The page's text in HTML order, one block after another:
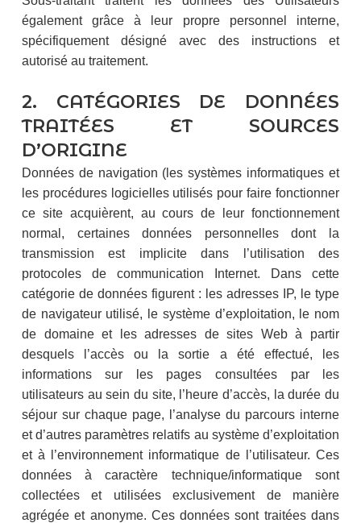
également grâce à leur propre personnel interne,
spécifiquement désigné avec des instructions et
autorisé au traitement.
2. CATÉGORIES DE DONNÉES
TRAITÉES ET SOURCES
D’ORIGINE
Données de navigation (les systèmes informatiques et
les procédures logicielles utilisés pour faire fonctionner
ce site acquièrent, au cours de leur fonctionnement
normal, certaines données personnelles dont la
transmission est implicite dans l’utilisation des
protocoles de communication Internet. Dans cette
catégorie de données figurent : les adresses IP, le type
de navigateur utilisé, le système d’exploitation, le nom
de domaine et les adresses de sites Web à partir
desquels l’accès ou la sortie a été effectué, les
informations sur les pages consultées par les
utilisateurs au sein du site, l’heure d’accès, la durée du
séjour sur chaque page, l’analyse du parcours interne
et d’autres paramètres relatifs au système d’exploitation
et à l’environnement informatique de l’utilisateur. Ces
données à caractère technique/informatique sont
collectées et utilisées exclusivement de manière
agrégée et anonyme. Ces données sont traitées dans